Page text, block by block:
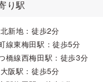
り駅
新地：徒歩2分
線東梅田駅：徒歩5分
橋線西梅田駅：徒歩3分
阪駅：徒歩5分